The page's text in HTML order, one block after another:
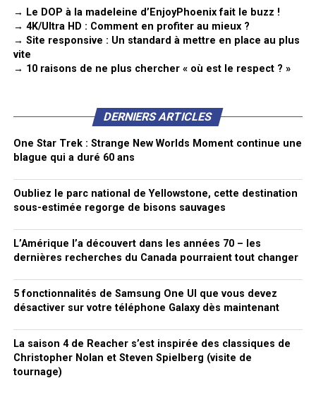
→ Le DOP à la madeleine d’EnjoyPhoenix fait le buzz !
→ 4K/Ultra HD : Comment en profiter au mieux ?
→ Site responsive : Un standard à mettre en place au plus
vite
→ 10 raisons de ne plus chercher « où est le respect ? »
DERNIERS ARTICLES
One Star Trek : Strange New Worlds Moment continue une
blague qui a duré 60 ans
Oubliez le parc national de Yellowstone, cette destination
sous-estimée regorge de bisons sauvages
L’Amérique l’a découvert dans les années 70 – les
dernières recherches du Canada pourraient tout changer
5 fonctionnalités de Samsung One UI que vous devez
désactiver sur votre téléphone Galaxy dès maintenant
La saison 4 de Reacher s’est inspirée des classiques de
Christopher Nolan et Steven Spielberg (visite de
tournage)